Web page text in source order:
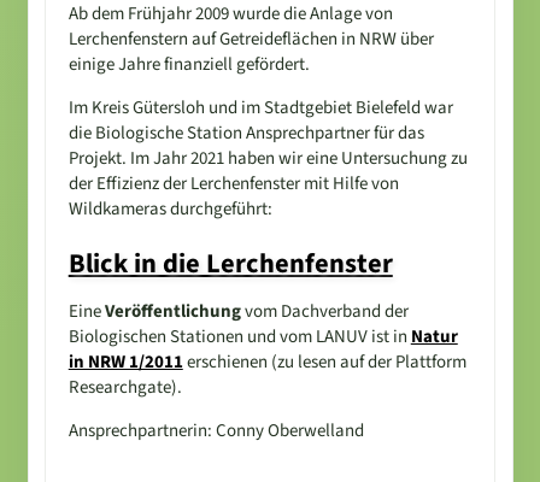
Ab dem Frühjahr 2009 wurde die Anlage von
Lerchenfenstern auf Getreideflächen in NRW über
einige Jahre finanziell gefördert.
Im Kreis Gütersloh und im Stadtgebiet Bielefeld war
die Biologische Station Ansprechpartner für das
Projekt. Im Jahr 2021 haben wir eine Untersuchung zu
der Effizienz der Lerchenfenster mit Hilfe von
Wildkameras durchgeführt:
Blick in die Lerchenfenster
EineVeröffentlichungvom Dachverband der
Biologischen Stationen und vom LANUV ist in Natur
in NRW 1/2011erschienen (zu lesen auf der Plattform
Researchgate).
Ansprechpartnerin: Conny Oberwelland